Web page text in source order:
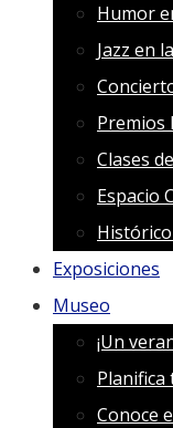
Humor
Jazz en
Premios
Clases
Espacio
Exposiciones
Museo
¡Un
Planifica
Conoce